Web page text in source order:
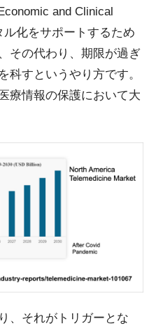
and Clinical
化をサポートするため
その代わり、期限が過ぎ
科すというやり方です。
療情報の保護において大
、それがトリガーとな